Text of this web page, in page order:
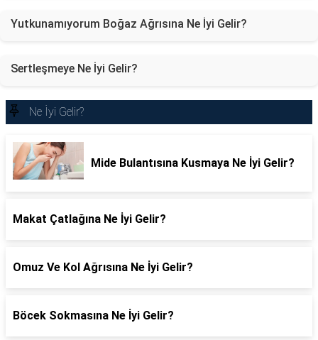
Yutkunamıyorum Boğaz Ağrısına Ne İyi Gelir?
Sertleşmeye Ne İyi Gelir?
Ne İyi Gelir?
Mide Bulantısına Kusmaya Ne İyi Gelir?
Makat Çatlağına Ne İyi Gelir?
Omuz Ve Kol Ağrısına Ne İyi Gelir?
Böcek Sokmasına Ne İyi Gelir?